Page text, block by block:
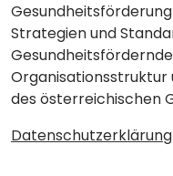
Strategien und
des österreichischen
Datenschutzerklärung